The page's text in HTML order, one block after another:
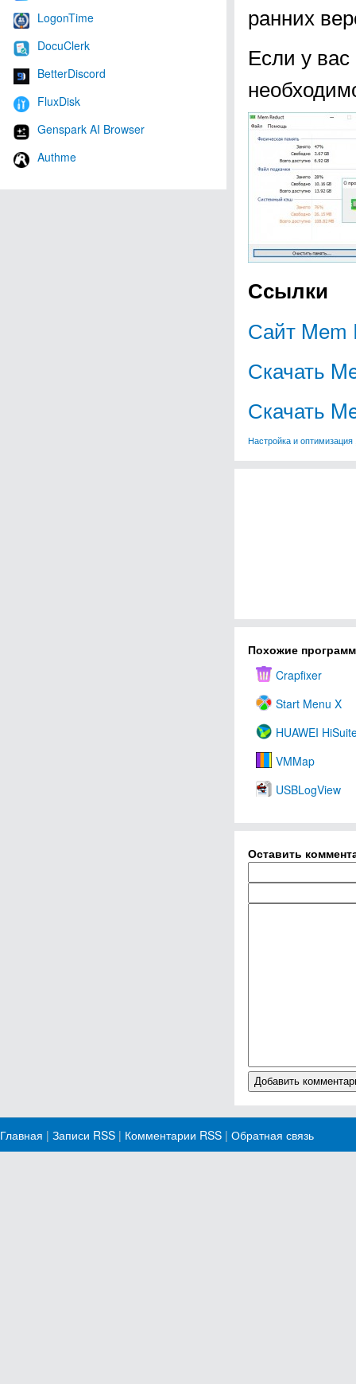
LogonTime
DocuClerk
BetterDiscord
FluxDisk
Genspark AI Browser
Authme
ранних
Если у вас
Ссылки
Сайт Mem
Скачать
Скачать
Настройка и оптимизация
Похожие
Crapfixer
Start Menu X
HUAWEI
VMMap
USBLogView
Оставить
Главная | Записи RSS | Комментарии RSS | Обратная связь